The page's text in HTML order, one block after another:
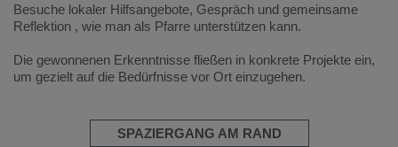
Besuche lokaler Hilfsangebote, Gespräch und gemeinsame
Reflektion , wie man als Pfarre unterstützen kann.
Die gewonnenen Erkenntnisse fließen in konkrete Projekte ein,
um gezielt auf die Bedürfnisse vor Ort einzugehen.
SPAZIERGANG AM RAND